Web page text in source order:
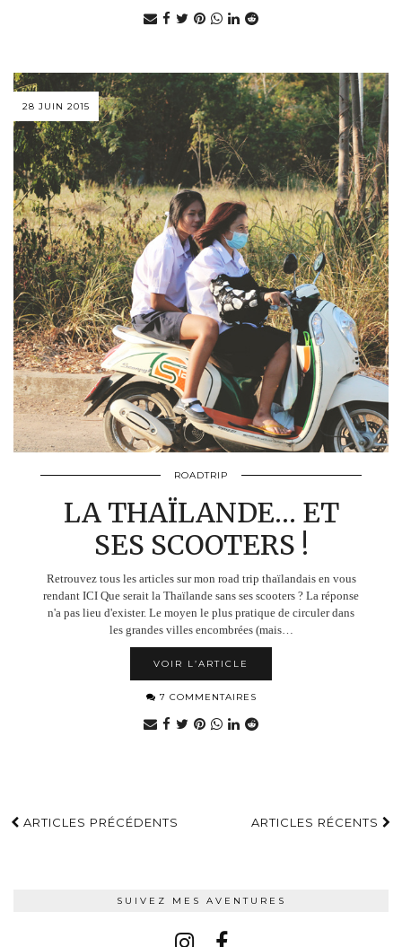
28 JUIN 2015
ROADTRIP
LA THAÏLANDE… ET
SES SCOOTERS !
Retrouvez tous les articles sur mon road trip thaïlandais en vous
rendant ICI ​Que serait la Thaïlande sans ses scooters ? La réponse
n'a pas lieu d'exister. Le moyen le plus pratique de circuler dans
les grandes villes encombrées (mais…
VOIR L’ARTICLE
7 COMMENTAIRES
ARTICLES PRÉCÉDENTS ARTICLES RÉCENTS
SUIVEZ MES AVENTURES